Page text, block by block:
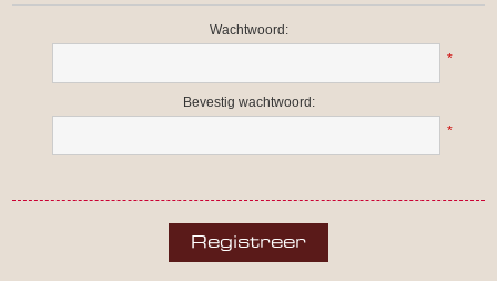
Wachtwoord:
*
Bevestig wachtwoord:
*